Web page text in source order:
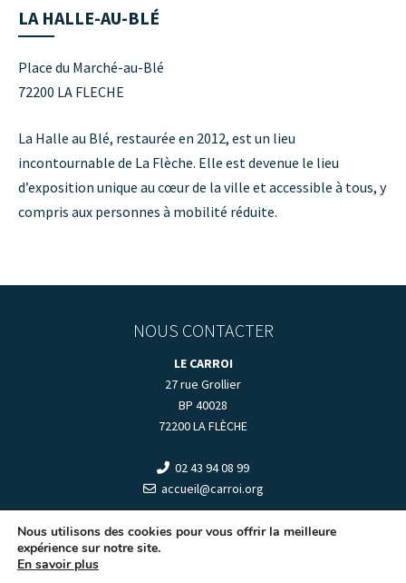
LA HALLE-AU-BLÉ
Place du Marché-au-Blé
72200 LA FLECHE
La Halle au Blé, restaurée en 2012, est un lieu
incontournable de La Flèche. Elle est devenue le lieu
d’exposition unique au cœur de la ville et accessible à tous, y
compris aux personnes à mobilité réduite.
NOUS CONTACTER
LE CARROI
27 rue Grollier
BP 40028
72200 LA FLÈCHE
02 43 94 08 99
accueil@carroi.org
+HORAIRES D'OUVERTURE+
Nous utilisons des cookies pour vous offrir la meilleure
expérience sur notre site.
En savoir plus